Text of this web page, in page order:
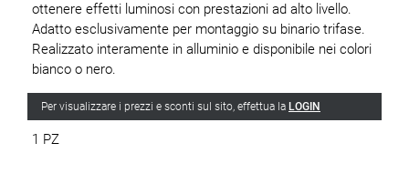
ottenere effetti luminosi con prestazioni ad alto livello.
Adatto esclusivamente per montaggio su binario trifase.
Realizzato interamente in alluminio e disponibile nei colori
bianco o nero.
Per visualizzare i prezzi e sconti sul sito, effettua la LOGIN
1 PZ